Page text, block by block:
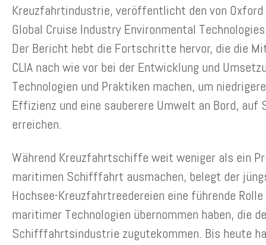
Kreuzfahrtindustrie, veröffentlicht den von
Global Cruise Industry Environmental
Der Bericht hebt die Fortschritte hervor, die die
CLIA nach wie vor bei der Entwicklung und
Technologien und Praktiken machen, um
Effizienz und eine sauberere Umwelt an Bord, auf
erreichen.
Während Kreuzfahrtschiffe weit weniger als ein
maritimen Schifffahrt ausmachen, belegt der
Hochsee-Kreuzfahrtreedereien eine führende
maritimer Technologien übernommen haben, die
Schifffahrtsindustrie zugutekommen. Bis heute